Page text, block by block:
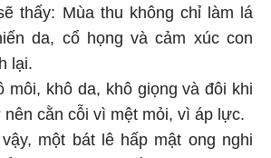
thấy: Mùa thu không chỉ làm lá
da, cổ họng và cảm xúc con
lại.
môi, khô da, khô giọng và đôi khi
cằn cỗi vì mệt mỏi, vì áp lực.
một bát lê hấp mật ong nghi